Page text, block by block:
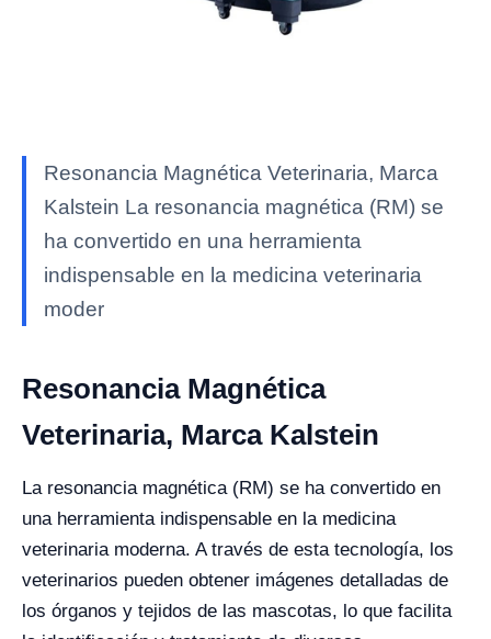
Resonancia Magnética Veterinaria, Marca
Kalstein La resonancia magnética (RM) se
ha convertido en una herramienta
indispensable en la medicina veterinaria
moder
Resonancia Magnética
Veterinaria, Marca Kalstein
La resonancia magnética (RM) se ha convertido en
una herramienta indispensable en la medicina
veterinaria moderna. A través de esta tecnología, los
veterinarios pueden obtener imágenes detalladas de
los órganos y tejidos de las mascotas, lo que facilita